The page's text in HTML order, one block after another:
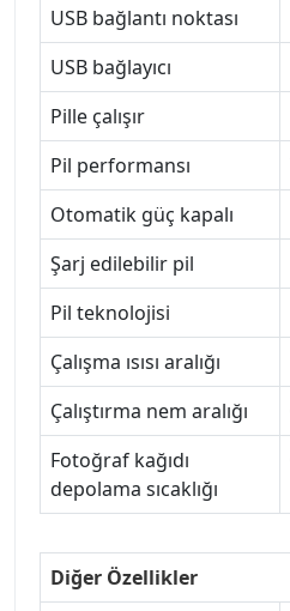
USB bağlantı noktası
USB bağlayıcı
Pille çalışır
Pil performansı
Otomatik güç kapalı
Şarj edilebilir pil
Pil teknolojisi
Çalışma ısısı aralığı
Çalıştırma nem aralığı
Fotoğraf kağıdı
depolama sıcaklığı
Diğer Özellikler